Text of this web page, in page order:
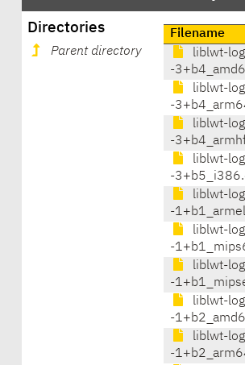
Directories
Parent directory
Filename
liblwt-
-
liblwt-
-
liblwt-
-
liblwt-
-
liblwt-
-
liblwt-
-
liblwt-
-
liblwt-
-
liblwt-
-